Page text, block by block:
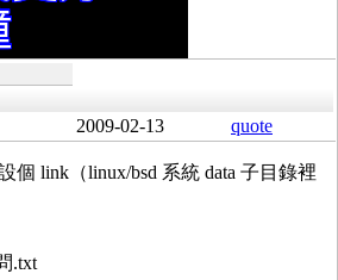
2009-02-13 quote
個 link（linux/bsd 系統 data 子目錄裡
.txt